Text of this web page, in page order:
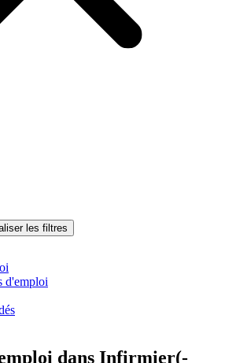
les filtres
d'emploi
dans Infirmier(-